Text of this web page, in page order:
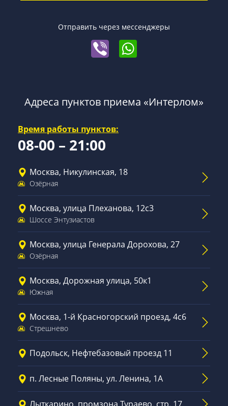
Отправить через мессенджеры
Адреса пунктов приема «Интерлом»
Время работы пунктов:
08-00 – 21:00
Москва, Никулинская, 18
Озёрная
Москва, улица Плеханова, 12с3
Шоссе Энтузиастов
Москва, улица Генерала Дорохова, 27
Озёрная
Москва, Дорожная улица, 50к1
Южная
Москва, 1-й Красногорский проезд, 4с6
Стрешнево
Подольск, Нефтебазовый проезд 11
п. Лесные Поляны, ул. Ленина, 1А